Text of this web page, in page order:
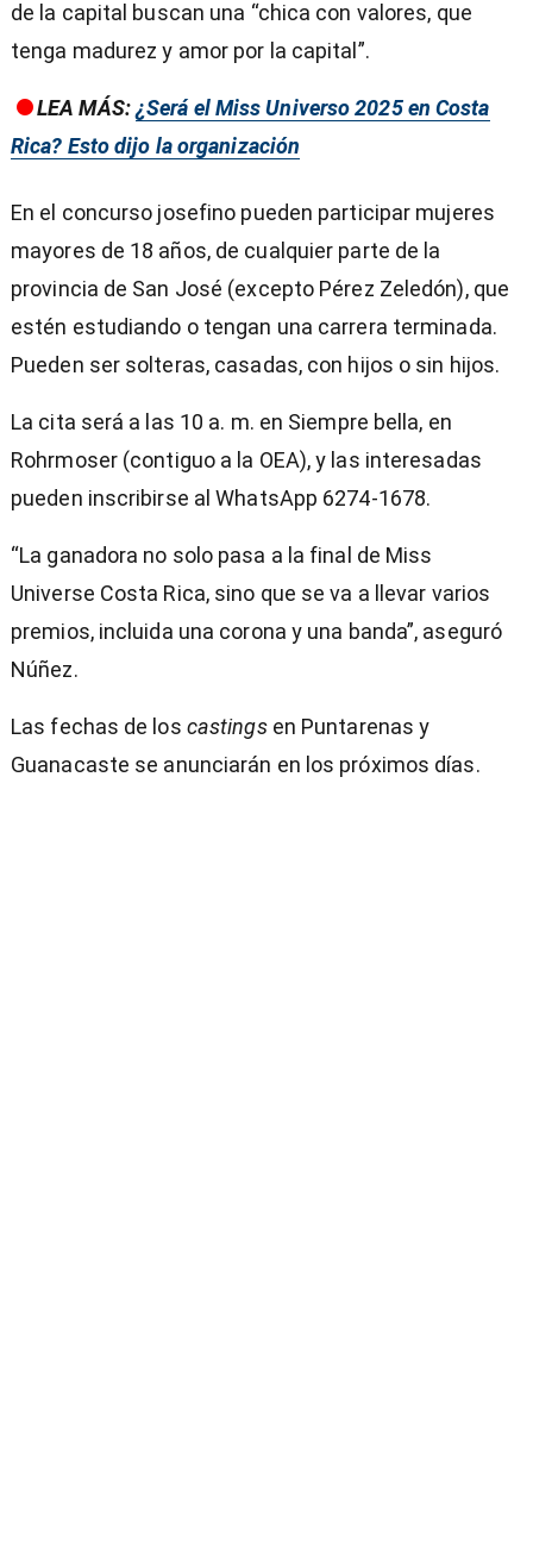
de la capital buscan una “chica con valores, que
tenga madurez y amor por la capital”.
LEA MÁS:¿Será el Miss Universo 2025 en Costa
Rica? Esto dijo la organización
En el concurso josefino pueden participar mujeres
mayores de 18 años, de cualquier parte de la
provincia de San José (excepto Pérez Zeledón), que
estén estudiando o tengan una carrera terminada.
Pueden ser solteras, casadas, con hijos o sin hijos.
La cita será a las 10 a. m. en Siempre bella, en
Rohrmoser (contiguo a la OEA), y las interesadas
pueden inscribirse al WhatsApp 6274-1678.
“La ganadora no solo pasa a la final de Miss
Universe Costa Rica, sino que se va a llevar varios
premios, incluida una corona y una banda”, aseguró
Núñez.
Las fechas de los castings en Puntarenas y
Guanacaste se anunciarán en los próximos días.